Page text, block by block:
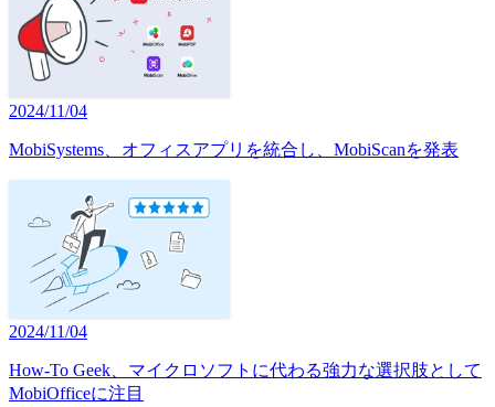
2024/11/04
MobiSystems、オフィスアプリを統合し、MobiScanを発表
2024/11/04
How-To Geek、マイクロソフトに代わる強力な選択肢として
MobiOfficeに注目